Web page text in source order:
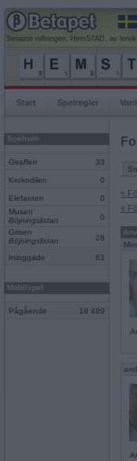
Senaste rullningen, HemSTAD, av
Start Spelregler
Spelrum
Giraffen 33
Krokodilen 0
Elefanten
0
Musen
Böjningslistan
0
Grisen
Böjningslistan
28
Inloggade 61
Mobilspel
Pågående 18 489
«
«